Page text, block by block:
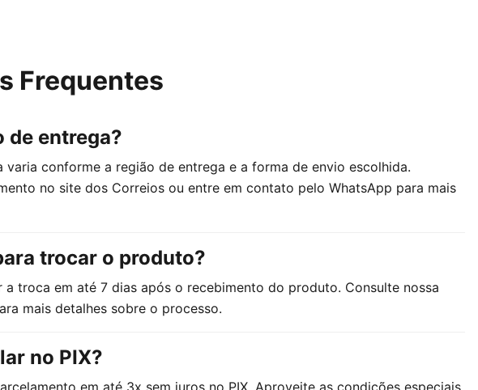
Frequentes
de entrega?
varia conforme a região de entrega e a forma de envio escolhida.
no site dos Correios ou entre em contato pelo WhatsApp para mais
trocar o produto?
a troca em até 7 dias após o recebimento do produto. Consulte nossa
mais detalhes sobre o processo.
no PIX?
em até 3x sem juros no PIX. Aproveite as condições especiais